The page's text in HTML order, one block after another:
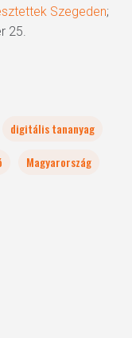
Szegeden;
25.
digitális tananyag
Magyarország